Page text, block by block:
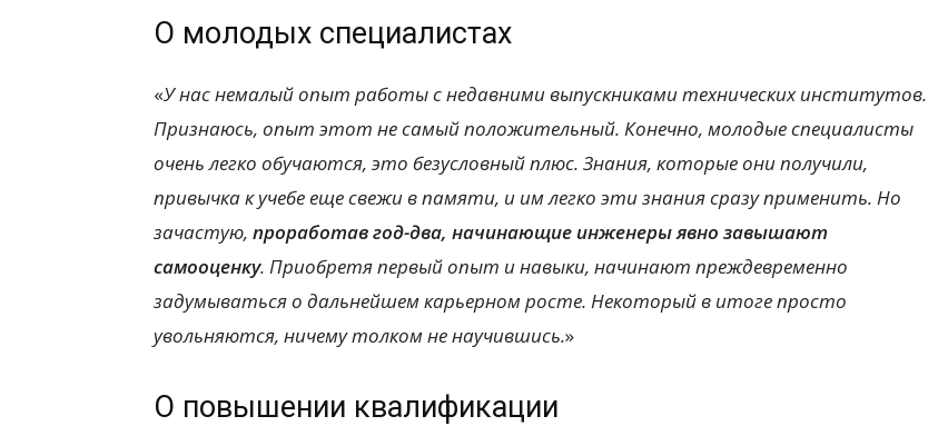
О молодых специалистах
«У нас немалый опыт работы с недавними выпускниками технических институтов.
Признаюсь, опыт этот не самый положительный. Конечно, молодые специалисты
очень легко обучаются, это безусловный плюс. Знания, которые они получили,
привычка к учебе еще свежи в памяти, и им легко эти знания сразу применить. Но
зачастую, проработав год-два, начинающие инженеры явно завышают
самооценку. Приобретя первый опыт и навыки, начинают преждевременно
задумываться о дальнейшем карьерном росте. Некоторый в итоге просто
увольняются, ничему толком не научившись.»
О повышении квалификации